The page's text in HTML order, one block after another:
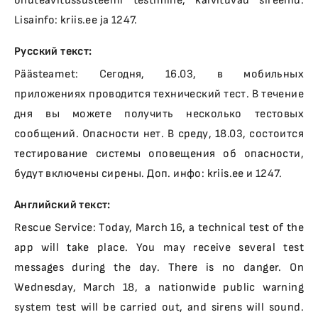
Lisainfo: kriis.ee ja 1247.
Русский текст:
Päästeamet: Сегодня, 16.03, в мобильных
приложениях проводится технический тест. В течение
дня вы можете получить несколько тестовых
сообщений. Опасности нет. В среду, 18.03, состоится
тестирование системы оповещения об опасности,
будут включены сирены. Доп. инфо: kriis.ee и 1247.
Английский текст:
Rescue Service: Today, March 16, a technical test of the
app will take place. You may receive several test
messages during the day. There is no danger. On
Wednesday, March 18, a nationwide public warning
system test will be carried out, and sirens will sound.